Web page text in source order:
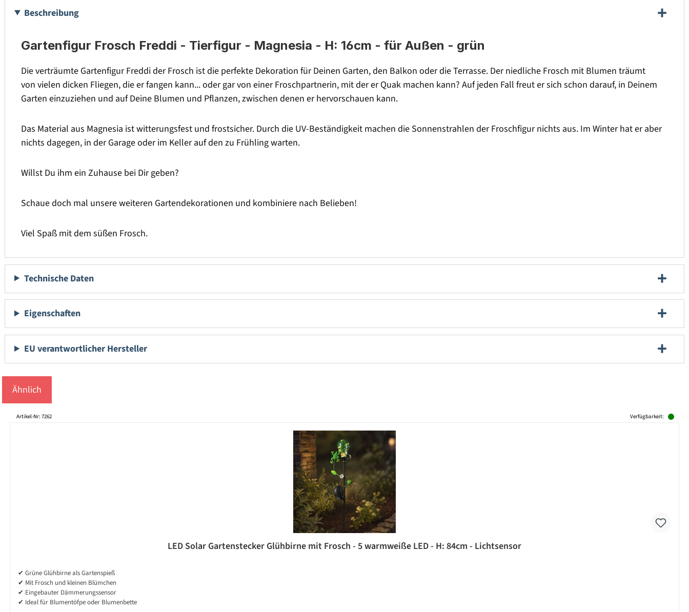
Beschreibung
Gartenfigur Frosch Freddi - Tierfigur - Magnesia - H: 16cm - für Außen - grün
Die verträumte Gartenfigur Freddi der Frosch ist die perfekte Dekoration für Deinen Garten, den Balkon oder die Terrasse. Der niedliche Frosch mit Blumen träumt
von vielen dicken Fliegen, die er fangen kann... oder gar von einer Froschpartnerin, mit der er Quak machen kann? Auf jeden Fall freut er sich schon darauf, in Deinem
Garten einzuziehen und auf Deine Blumen und Pflanzen, zwischen denen er hervorschauen kann.
Das Material aus Magnesia ist witterungsfest und frostsicher. Durch die UV-Beständigkeit machen die Sonnenstrahlen der Froschfigur nichts aus. Im Winter hat er aber
nichts dagegen, in der Garage oder im Keller auf den zu Frühling warten.
Willst Du ihm ein Zuhause bei Dir geben?
Schaue doch mal unsere weiteren Gartendekorationen und kombiniere nach Belieben!
Viel Spaß mit dem süßen Frosch.
Technische Daten
Eigenschaften
EU verantwortlicher Hersteller
Ähnlich
Produktgalerie überspringen
Artikel-Nr: 7262 Verfügbarkeit:
LED Solar Gartenstecker Glühbirne mit Frosch - 5 warmweiße LED - H: 84cm - Lichtsensor
✔ Grüne Glühbirne als Gartenspieß
✔ Mit Frosch und kleinen Blümchen
✔ Eingebauter Dämmerungssensor
✔ Ideal für Blumentöfpe oder Blumenbette